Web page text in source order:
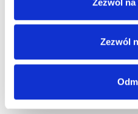
Zezwól
sprawdzać reakcję napędu
zlecać okresowy przegląd
brama garażowa, porównaj
wymaganiami producenta i